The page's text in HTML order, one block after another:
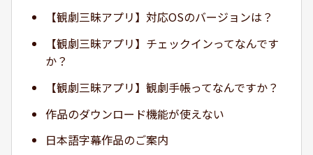
【観劇三昧アプリ】対応OSのバージョンは？
【観劇三昧アプリ】チェックインってなんです
か？
【観劇三昧アプリ】観劇手帳ってなんですか？
作品のダウンロード機能が使えない
日本語字幕作品のご案内